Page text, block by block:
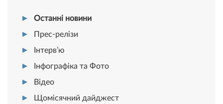
Останні новини
Прес-релізи
Інтерв’ю
Інфографіка та Фото
Відео
Щомісячний дайджест